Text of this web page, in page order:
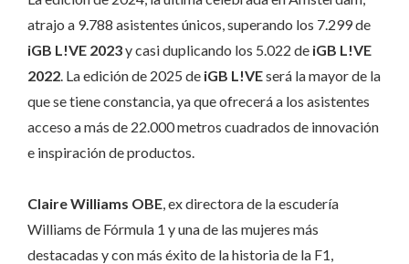
atrajo a 9.788 asistentes únicos, superando los 7.299 de
iGB L!VE 2023y casi duplicando los 5.022 de iGB L!VE
2022 . La edición de 2025 de iGB L!VEserá la mayor de la
que se tiene constancia, ya que ofrecerá a los asistentes
acceso a más de 22.000 metros cuadrados de innovación
e inspiración de productos.
Claire Williams OBE , ex directora de la escudería
Williams de Fórmula 1 y una de las mujeres más
destacadas y con más éxito de la historia de la F1,